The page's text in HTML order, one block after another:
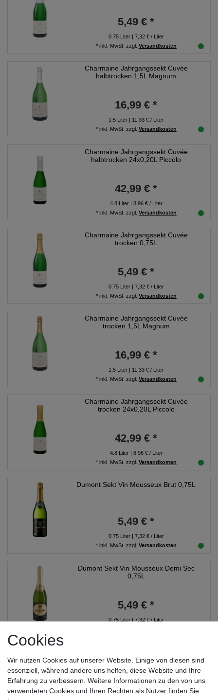
5,49 € *
0.75Liter| 7,32 € / Liter
* inkl. MwSt. zzgl. Versandkosten
Charmaine Jahrgangssekt Cuvée
halbtrocken 1,5L Magnum
16,99 € *
1.5 Liter | 11,33 € / Liter
* inkl. MwSt. zzgl. Versandkosten
Charmaine Jahrgangssekt Cuvée
halbtrocken 24x0,20L Piccolo
42,99 € *
4.8Liter| 8,96 € / Liter
* inkl. MwSt. zzgl. Versandkosten
Charmaine Jahrgangssekt Cuvée
trocken 0,75L
5,49 € *
0.75Liter| 7,32 € / Liter
* inkl. MwSt. zzgl. Versandkosten
Charmaine Jahrgangssekt Cuvée
trocken 1,5L Magnum
16,99 € *
1.5 Liter | 11,33 € / Liter
* inkl. MwSt. zzgl. Versandkosten
Charmaine Jahrgangssekt Cuvée
trocken 24x0,20L Piccolo
42,99 € *
4.8Liter| 8,96 € / Liter
* inkl. MwSt. zzgl. Versandkosten
Dumont Sekt Vin Mousseux Brut 0,75L
5,49 € *
0.75Liter| 7,32 € / Liter
* inkl. MwSt. zzgl. Versandkosten
Dumont Sekt Vin Mousseux Demi Sec
0,75L
5,49 € *
0.75Liter| 7,32 € / Liter
IGT 0,75L
6,99 € *
Cookies
Wir nutzen Cookies auf unserer Website. Einige von diesen sind
essenziell, während andere uns helfen, diese Website und Ihre
Erfahrung zu verbessern. Weitere Informationen zu den von uns
verwendeten Cookies und Ihren Rechten als Nutzer finden Sie